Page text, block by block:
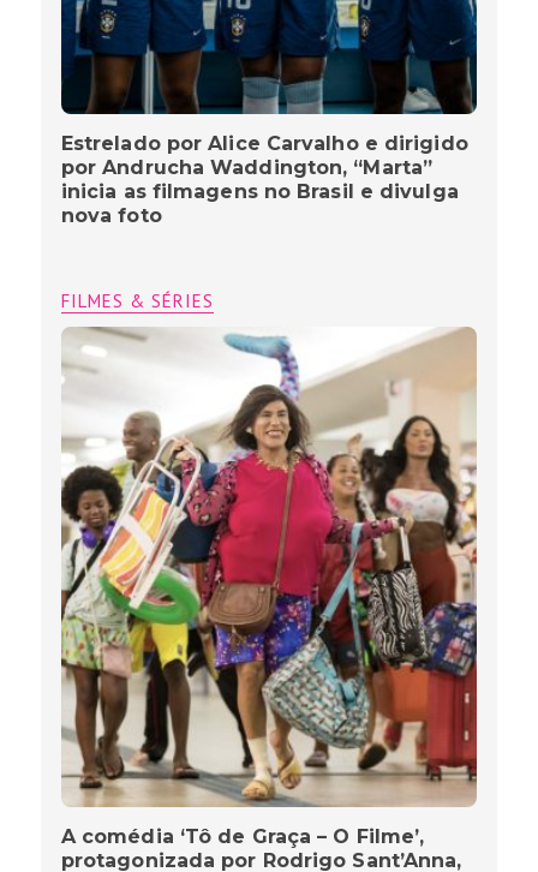
Estrelado por Alice Carvalho e dirigido
por Andrucha Waddington, “Marta”
inicia as filmagens no Brasil e divulga
nova foto
FILMES & SÉRIES
A comédia ‘Tô de Graça – O Filme’,
protagonizada por Rodrigo Sant’Anna,